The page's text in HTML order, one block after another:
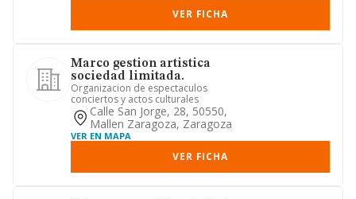
VER FICHA
Marco gestion artistica
sociedad limitada.
Organizacion de espectaculos
conciertos y actos culturales
Calle San Jorge, 28, 50550,
Mallen Zaragoza, Zaragoza
VER EN MAPA
VER FICHA